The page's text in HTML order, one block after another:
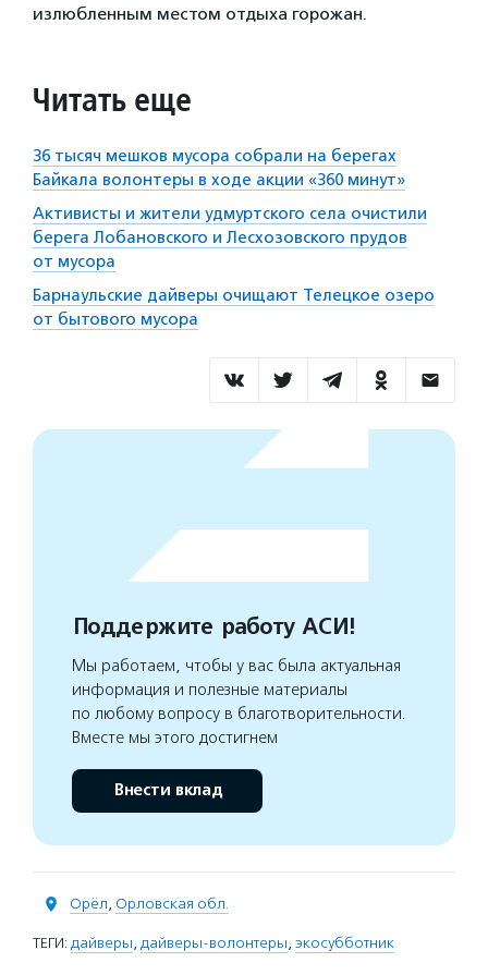
излюбленным местом отдыха горожан.
Читать еще
36 тысяч мешков мусора собрали на берегах
Байкала волонтеры в ходе акции «360 минут»
Активисты и жители удмуртского села очистили
берега Лобановского и Лесхозовского прудов
от мусора
Барнаульские дайверы очищают Телецкое озеро
от бытового мусора
Поддержите работу АСИ!
Мы работаем, чтобы у вас была актуальная
информация и полезные материалы
по любому вопросу в благотворительности.
Вместе мы этого достигнем
Внести вклад
Орёл, Орловская обл.
ТЕГИ: дайверы, дайверы-волонтеры, экосубботник